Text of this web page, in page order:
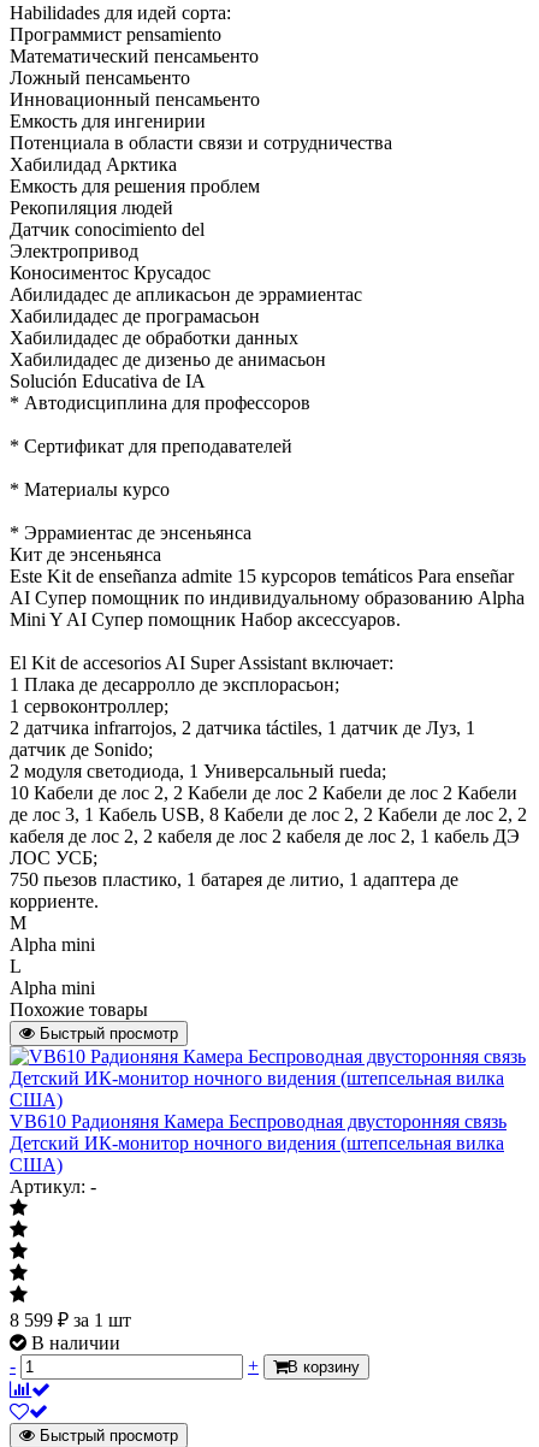
Habilidades для идей сорта:
Программист pensamiento
Математический пенсамьенто
Ложный пенсамьенто
Инновационный пенсамьенто
Емкость для ингенирии
Потенциала в области связи и сотрудничества
Хабилидад Арктика
Емкость для решения проблем
Рекопиляция людей
Датчик conocimiento del
Электропривод
Коносиментос Крусадос
Абилидадес де апликасьон де эррамиентас
Хабилидадес де програмасьон
Хабилидадес де обработки данных
Хабилидадес де дизеньо де анимасьон
Solución Educativa de IA
* Автодисциплина для профессоров
* Сертификат для преподавателей
* Материалы курсо
* Эррамиентас де энсеньянса
Кит де энсеньянса
Este Kit de enseñanza admite 15 курсоров temáticos Para enseñar
AI Супер помощник по индивидуальному образованию Alpha
Mini Y AI Супер помощник Набор аксессуаров.
El Kit de accesorios AI Super Assistant включает:
1 Плака де десарролло де эксплорасьон;
1 сервоконтроллер;
2 датчика infrarrojos, 2 датчика táctiles, 1 датчик де Луз, 1
датчик де Sonido;
2 модуля светодиода, 1 Универсальный rueda;
10 Кабели де лос 2, 2 Кабели де лос 2 Кабели де лос 2 Кабели
де лос 3, 1 Кабель USB, 8 Кабели де лос 2, 2 Кабели де лос 2, 2
кабеля де лос 2, 2 кабеля де лос 2 кабеля де лос 2, 1 кабель ДЭ
ЛОС УСБ;
750 пьезов пластико, 1 батарея де литио, 1 адаптера де
корриенте.
M
Alpha mini
L
Alpha mini
Похожие товары
Быстрый просмотр
VB610 Радионяня Камера Беспроводная двусторонняя связь
Детский ИК-монитор ночного видения (штепсельная вилка
США)
Артикул: -
8 599 ₽ за 1 шт
В наличии
-
+ В корзину
Быстрый просмотр